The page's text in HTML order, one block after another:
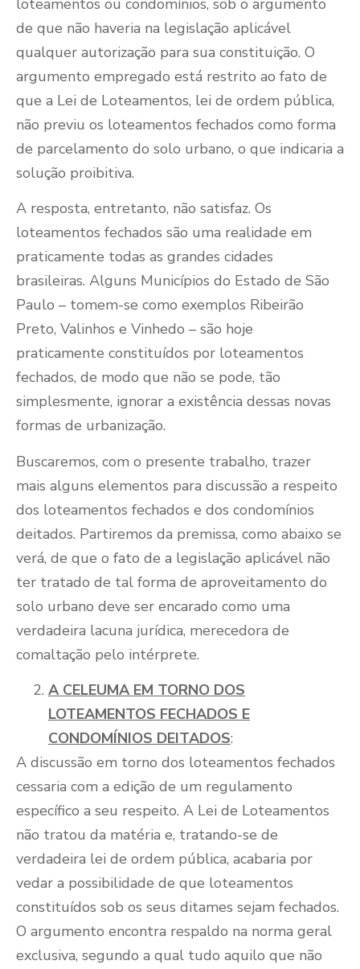
loteamentos ou condomínios, sob o argumento
de que não haveria na legislação aplicável
qualquer autorização para sua constituição. O
argumento empregado está restrito ao fato de
que a Lei de Loteamentos, lei de ordem pública,
não previu os loteamentos fechados como forma
de parcelamento do solo urbano, o que indicaria a
solução proibitiva.
A resposta, entretanto, não satisfaz. Os
loteamentos fechados são uma realidade em
praticamente todas as grandes cidades
brasileiras. Alguns Municípios do Estado de São
Paulo – tomem-se como exemplos Ribeirão
Preto, Valinhos e Vinhedo – são hoje
praticamente constituídos por loteamentos
fechados, de modo que não se pode, tão
simplesmente, ignorar a existência dessas novas
formas de urbanização.
Buscaremos, com o presente trabalho, trazer
mais alguns elementos para discussão a respeito
dos loteamentos fechados e dos condomínios
deitados. Partiremos da premissa, como abaixo se
verá, de que o fato de a legislação aplicável não
ter tratado de tal forma de aproveitamento do
solo urbano deve ser encarado como uma
verdadeira lacuna jurídica, merecedora de
comaltação pelo intérprete.
A CELEUMA EM TORNO DOS
LOTEAMENTOS FECHADOS E
CONDOMÍNIOS DEITADOS:
A discussão em torno dos loteamentos fechados
cessaria com a edição de um regulamento
específico a seu respeito. A Lei de Loteamentos
não tratou da matéria e, tratando-se de
verdadeira lei de ordem pública, acabaria por
vedar a possibilidade de que loteamentos
constituídos sob os seus ditames sejam fechados.
O argumento encontra respaldo na norma geral
exclusiva, segundo a qual tudo aquilo que não